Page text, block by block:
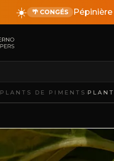
☀️ 🌴 CONGÉS
PLANTS DE PIMENTS